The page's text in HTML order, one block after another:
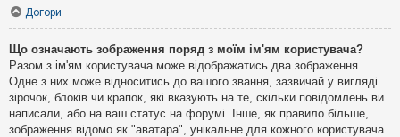
Догори
Що означають зображення поряд з моїм ім'ям користувача?
Разом з ім'ям користувача може відображатись два зображення.
Одне з них може відноситись до вашого звання, зазвичай у вигляді
зірочок, блоків чи крапок, які вказують на те, скільки повідомлень ви
написали, або на ваш статус на форумі. Інше, як правило більше,
зображення відомо як "аватара", унікальне для кожного користувача.